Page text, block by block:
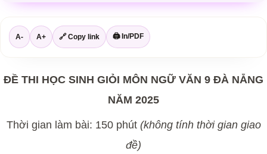
A- A+ 🔗 Copy link 🖨 In/PDF
ĐỀ THI HỌC SINH GIỎI MÔN NGỮ VĂN 9 ĐÀ NẴNG
NĂM 2025
Thời gian làm bài: 150 phút (không tính thời gian giao
đề)